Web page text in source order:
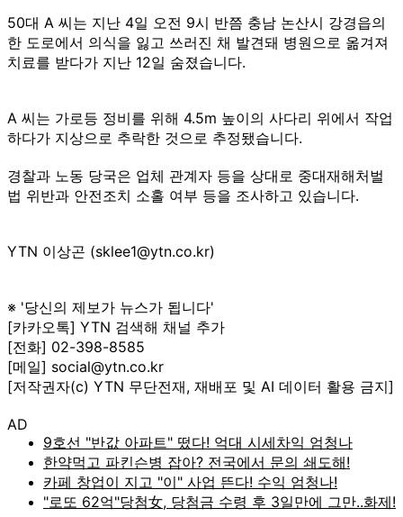
50대 A 씨는 지난 4일 오전 9시 반쯤 충남 논산시 강경읍의
한 도로에서 의식을 잃고 쓰러진 채 발견돼 병원으로 옮겨져
치료를 받다가 지난 12일 숨졌습니다.
A 씨는 가로등 정비를 위해 4.5m 높이의 사다리 위에서 작업
하다가 지상으로 추락한 것으로 추정됐습니다.
경찰과 노동 당국은 업체 관계자 등을 상대로 중대재해처벌
법 위반과 안전조치 소홀 여부 등을 조사하고 있습니다.
YTN 이상곤 (sklee1@ytn.co.kr)
※ '당신의 제보가 뉴스가 됩니다'
[카카오톡] YTN 검색해 채널 추가
[전화] 02-398-8585
[메일] social@ytn.co.kr
[저작권자(c) YTN 무단전재, 재배포 및 AI 데이터 활용 금지]
AD